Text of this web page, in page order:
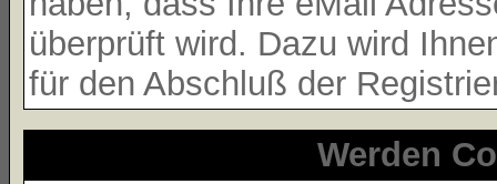
überprüft wird. Dazu wird
für den Abschluß der
Werden